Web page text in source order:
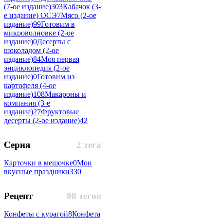
(7-ое издание)303Кабачок (3-
е издание) ОСЭ7Мясо (2-ое
издание)99Готовим в
микроволновке (2-ое
издание)0Десерты с
шоколадом (2-ое
издание)84Моя первая
энциклопедия (2-ое
издание)0Готовим из
картофеля (4-ое
издание)108Макароны и
компания (3-е
издание)27Фруктовые
десерты (2-ое издание)42
2 тега
Серия
Карточки в мешочке0Мои
вкусные праздники330
98 тегов
Рецепт
Конфеты с курагой8Конфета